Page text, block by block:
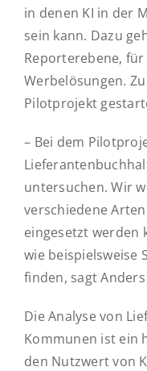
in denen KI in der
sein kann. Dazu
Reporterebene,
Werbelösungen.
Pilotprojekt
– Bei dem
untersuchen. Wir
verschiedene
eingesetzt werden
wie beispielsweise
finden, sagt
Die Analyse von
Kommunen ist ein
den Nutzwert von